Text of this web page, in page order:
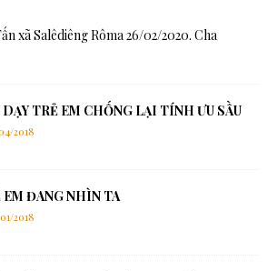
xã Salêdiêng Rôma 26/02/2020. Cha
DẠY TRẺ EM CHỐNG LẠI TÍNH ƯU SẦU
2018
EM ĐANG NHÌN TA
2018